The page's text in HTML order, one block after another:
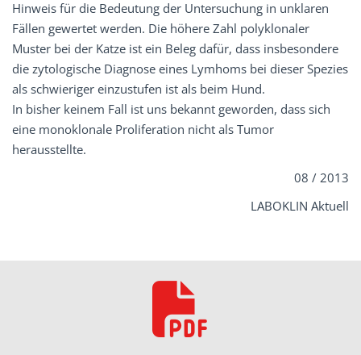
Hinweis für die Bedeutung der Untersuchung in unklaren
Fällen gewertet werden. Die höhere Zahl polyklonaler
Muster bei der Katze ist ein Beleg dafür, dass insbesondere
die zytologische Diagnose eines Lymhoms bei dieser Spezies
als schwieriger einzustufen ist als beim Hund.
In bisher keinem Fall ist uns bekannt geworden, dass sich
eine monoklonale Proliferation nicht als Tumor
herausstellte.
08 / 2013
LABOKLIN Aktuell